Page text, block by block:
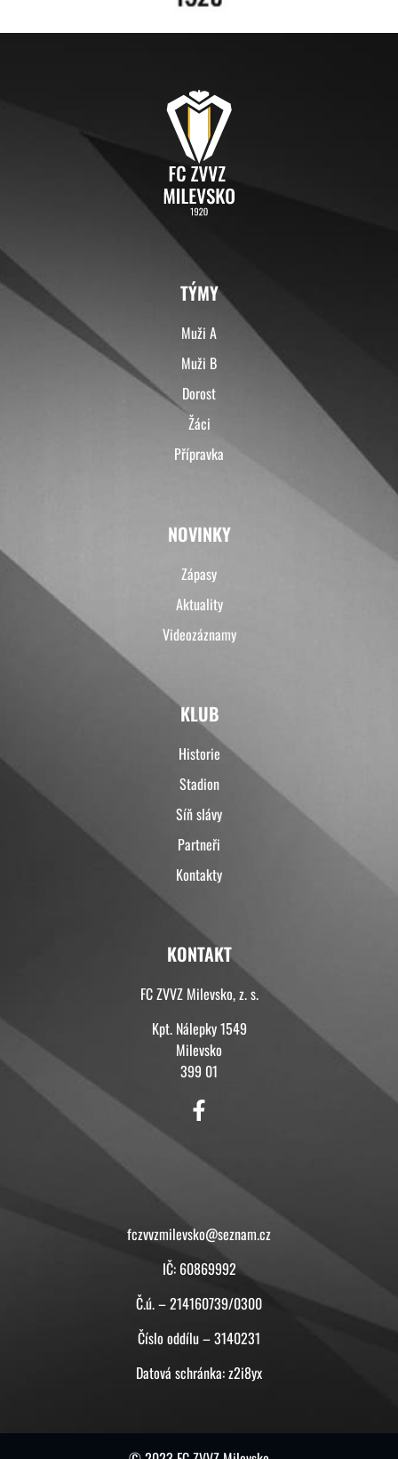
TÝMY
Muži A
Muži B
Dorost
Žáci
Přípravka
NOVINKY
Zápasy
Aktuality
Videozáznamy
KLUB
Historie
Stadion
Síň slávy
Partneři
Kontakty
KONTAKT
FC ZVVZ Milevsko, z. s.
Kpt. Nálepky 1549
Milevsko
399 01
fczvvzmilevsko@seznam.cz
IČ: 60869992
Č.ú. – 214160739/0300
Číslo oddílu – 3140231
Datová schránka: z2i8yx